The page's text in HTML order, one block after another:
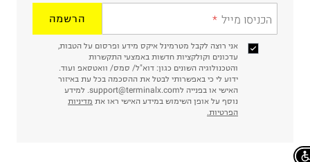
הכניסו מייל הרשמה
אני רוצה לקבל מטרמינל איקס מידע ופרסום על הטבות,
עדכונים וקולקציות חדשות באמצעי התקשרות
והטכנולוגיה השונים כגון: דוא"ל/ סמס/ וואטסאפ ועוד.
ידוע לי כי באפשרותי לבטל את ההסכמה בכל עת באיזור
האישי או בפנייה לsupport@terminalx.com. למידע
נוסף על אופן השימוש במידע האישי ראו את מדיניות
הפרטיות.